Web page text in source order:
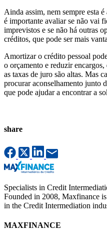
Ainda assim, nem sempre esta
é importante avaliar se não vai
imprevistos e se não há outras
créditos, que pode ser mais
Amortizar o crédito pessoal
o orçamento e reduzir
as taxas de juro são altas. Mas
procurar aconselhamento junto
que pode ajudar a encontrar a
share
Specialists in Credit
Founded in 2008, Maxfinance
in the Credit Intermediation
MAXFINANCE